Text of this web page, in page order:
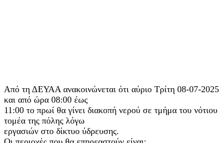
Από τη ΔΕΥΑA ανακοινώνεται ότι αύριο Τρίτη 08-07-2025
και από ώρα 08:00 έως
11:00 το πρωί θα γίνει διακοπή νερού σε τμήμα του νότιου
τομέα της πόλης λόγω
εργασιών στο δίκτυο ύδρευσης.